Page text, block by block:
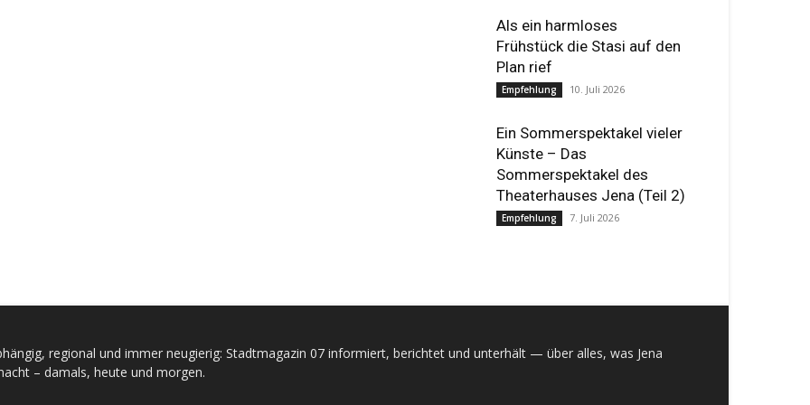
Als ein harmloses
Frühstück die Stasi auf den
Plan rief
Empfehlung 10. Juli 2026
Ein Sommerspektakel vieler
Künste – Das
Sommerspektakel des
Theaterhauses Jena (Teil 2)
Empfehlung 7. Juli 2026
regional und immer neugierig: Stadtmagazin 07 informiert, berichtet und unterhält — über alles, was Jena
– damals, heute und morgen.